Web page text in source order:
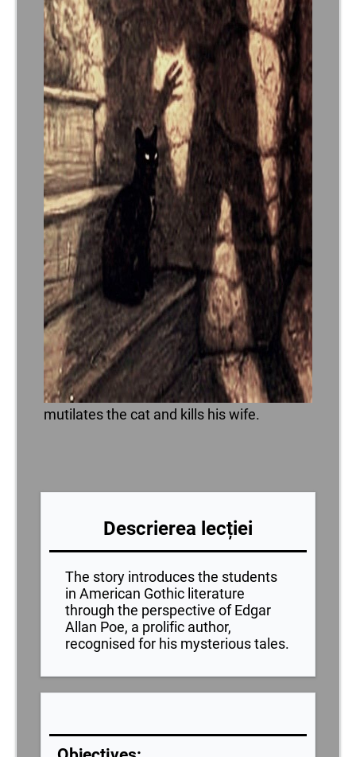
mutilates the cat and kills his wife.
Descrierea lecției
The story introduces the students
in American Gothic literature
through the perspective of Edgar
Allan Poe, a prolific author,
recognised for his mysterious tales.